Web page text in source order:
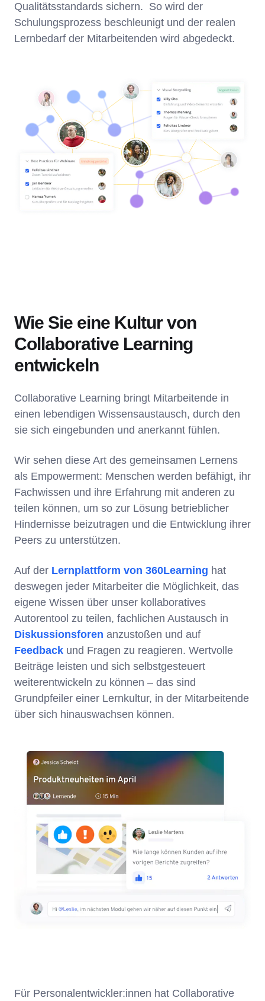
Qualitätsstandards sichern. So wird der
Schulungsprozess beschleunigt und der realen
Lernbedarf der Mitarbeitenden wird abgedeckt.
Wie Sie eine Kultur von
Collaborative Learning
entwickeln
Collaborative Learning bringt Mitarbeitende in
einen lebendigen Wissensaustausch, durch den
sie sich eingebunden und anerkannt fühlen.
Wir sehen diese Art des gemeinsamen Lernens
als Empowerment: Menschen werden befähigt, ihr
Fachwissen und ihre Erfahrung mit anderen zu
teilen können, um so zur Lösung betrieblicher
Hindernisse beizutragen und die Entwicklung ihrer
Peers zu unterstützen.
Auf der Lernplattform von 360Learning hat
deswegen jeder Mitarbeiter die Möglichkeit, das
eigene Wissen über unser kollaboratives
Autorentool zu teilen, fachlichen Austausch in
Diskussionsforen anzustoßen und auf
Feedback und Fragen zu reagieren. Wertvolle
Beiträge leisten und sich selbstgesteuert
weiterentwickeln zu können – das sind
Grundpfeiler einer Lernkultur, in der Mitarbeitende
über sich hinauswachsen können.
Für Personalentwickler:innen hat Collaborative